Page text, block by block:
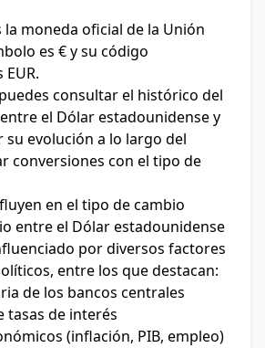
la moneda oficial de la Unión
es € y su código
consultar el histórico del
el Dólar estadounidense y
su evolución a lo largo del
conversiones con el tipo de
en el tipo de cambio
entre el Dólar estadounidense
por diversos factores
entre los que destacan:
de los bancos centrales
tasas de interés
(inflación, PIB, empleo)